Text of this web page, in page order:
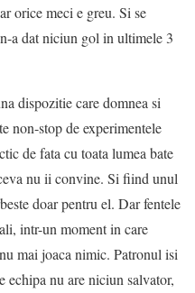
orice meci e greu. Si se
a dat niciun gol in ultimele 3
dispozitie care domnea si
non-stop de experimentele
de fata cu toata lumea bate
nu ii convine. Si fiind unul
doar pentru el. Dar fentele
intr-un moment in care
mai joaca nimic. Patronul isi
echipa nu are niciun salvator,